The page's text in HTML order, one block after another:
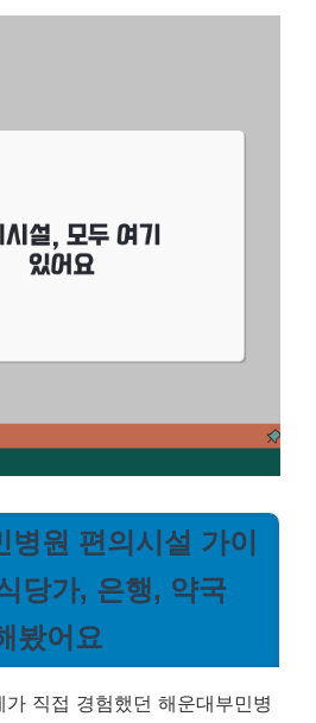
원 편의시설 가이
당가, 은행, 약국
봤어요
직접 경험했던 해운대부민병